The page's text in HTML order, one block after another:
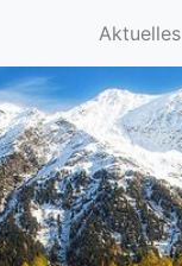
Aktuelles